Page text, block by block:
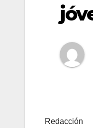
Redacción